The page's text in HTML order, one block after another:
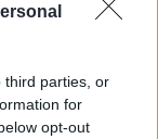
third parties, or
for
opt-out